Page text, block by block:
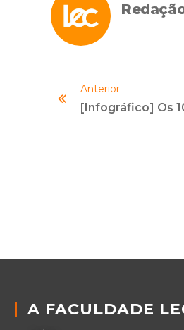
Anterior
A FACULDADE